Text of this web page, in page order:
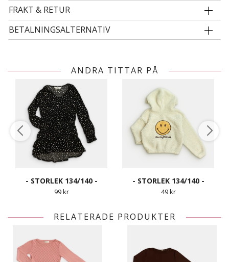
FRAKT & RETUR
BETALNINGSALTERNATIV
ANDRA TITTAR PÅ
- STORLEK 134/140 -
99 kr
- STORLEK 134/140 -
49 kr
RELATERADE PRODUKTER